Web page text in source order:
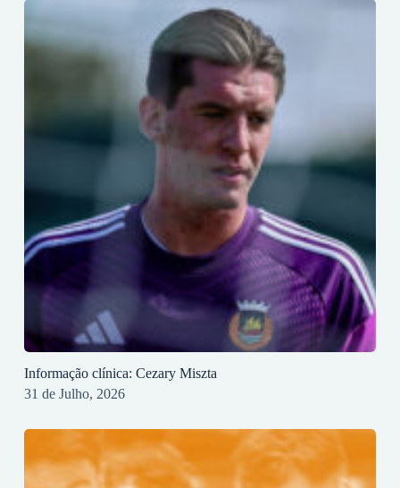
Informação clínica: Cezary Miszta
31 de Julho, 2026